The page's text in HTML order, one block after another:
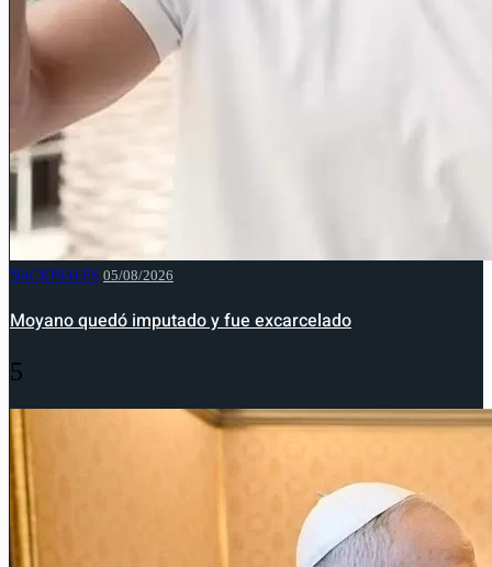
NACIONALES 05/08/2026
Moyano quedó imputado y fue excarcelado
5